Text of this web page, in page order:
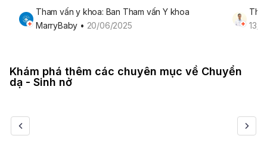
Tham vấn y khoa: Ban Tham vấn Y khoa
MarryBaby • 20/06/2025
dễ
13/
Khám phá thêm các chuyên mục về Chuyển
dạ - Sinh nở